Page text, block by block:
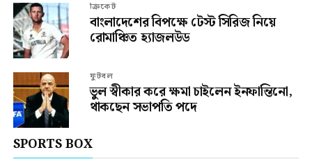
ক্রিকেট
বাংলাদেশের বিপক্ষে টেস্ট সিরিজ নিয়ে
রোমাঞ্চিত হ্যাজলউড
ফুটবল
ভুল স্বীকার করে ক্ষমা চাইলেন ইনফান্তিনো,
থাকছেন সভাপতি পদে
SPORTS BOX